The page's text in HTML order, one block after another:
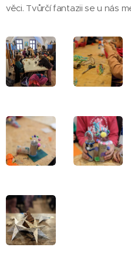
věci. Tvůrčí fantazii se u nás